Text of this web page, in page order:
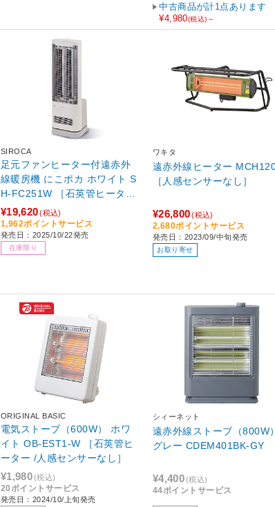
中古商品が計1点あります
¥4,980(税込)～
SIROCA
足元ファンヒーター付遠赤外
線暖房機 にこポカ ホワイト S
H-FC251W ［石英管ヒーター
/人感センサー付き］
¥19,620(税込)
1,962ポイントサービス
発売日：2025/10/22発売
在庫限り
ワキタ
遠赤外線ヒーター MCH1200
［人感センサーなし］
¥26,800(税込)
2,680ポイントサービス
発売日：2023/09/中旬発売
お取り寄せ
ORIGINAL BASIC
電気ストーブ（600W） ホワ
イト OB-EST1-W ［石英管ヒ
ーター /人感センサーなし］
¥1,980(税込)
20ポイントサービス
発売日：2024/10/上旬発売
シィーネット
遠赤外線ストーブ（800W）
グレー CDEM401BK-GY
¥4,400(税込)
44ポイントサービス